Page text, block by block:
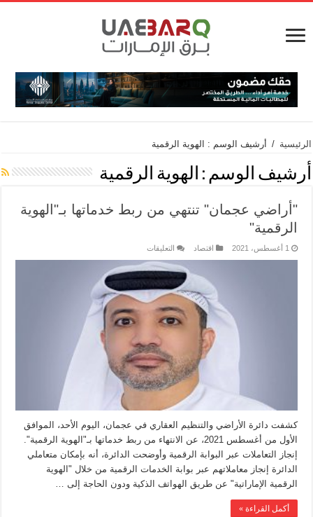
الرئيسية / أرشيف الوسم : الهوية الرقمية
أرشيف الوسم : الهوية الرقمية
"أراضي عجمان" تنتهي من ربط خدماتها بـ"الهوية
الرقمية"
1 أغسطس، 2021 اقتصاد التعليقات
كشفت دائرة الأراضي والتنظيم العقاري في عجمان، اليوم الأحد، الموافق
الأول من أغسطس 2021، عن الانتهاء من ربط خدماتها بـ"الهوية الرقمية".
إنجاز التعاملات عبر البوابة الرقمية وأوضحت الدائرة، أنه بإمكان متعاملي
الدائرة إنجاز معاملاتهم عبر بوابة الخدمات الرقمية من خلال "الهوية
الرقمية الإماراتية" عن طريق الهواتف الذكية ودون الحاجة إلى …
أكمل القراءة »